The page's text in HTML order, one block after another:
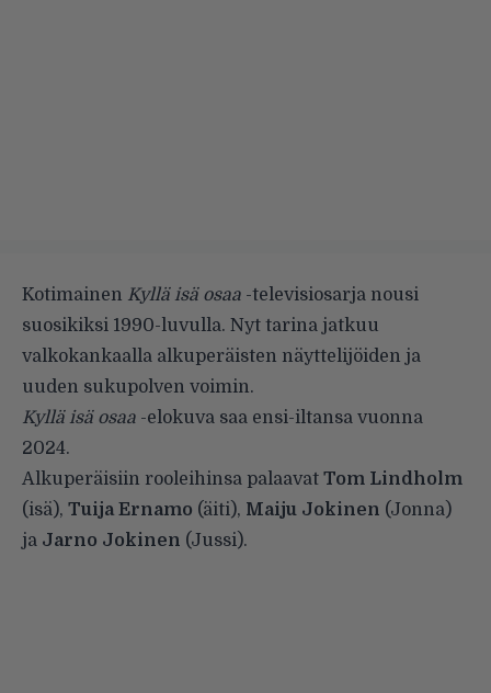
Kotimainen Kyllä isä osaa -televisiosarja nousi
suosikiksi 1990-luvulla. Nyt tarina jatkuu
valkokankaalla alkuperäisten näyttelijöiden ja
uuden sukupolven voimin.
Kyllä isä osaa -elokuva saa ensi-iltansa vuonna
2024.
Alkuperäisiin rooleihinsa palaavat Tom Lindholm
(isä), Tuija Ernamo (äiti), Maiju Jokinen (Jonna)
ja Jarno Jokinen (Jussi).